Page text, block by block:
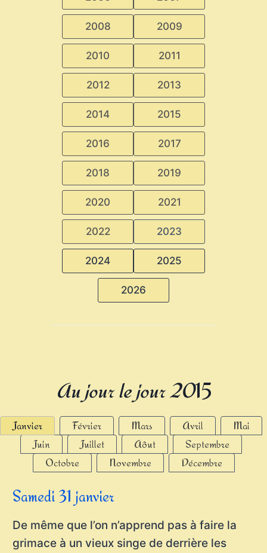
2008 2009
2010 2011
2012 2013
2014 2015
2016 2017
2018 2019
2020 2021
2022 2023
2024 2025
2026
Au jour le jour 2015
Janvier Février Mars Avril
Mai
Juin
Juillet Aôut
Septembre
Octobre
Novembre Décembre
Samedi 31 janvier
De même que l’on n’apprend pas à faire la
grimace à un vieux singe de derrière les